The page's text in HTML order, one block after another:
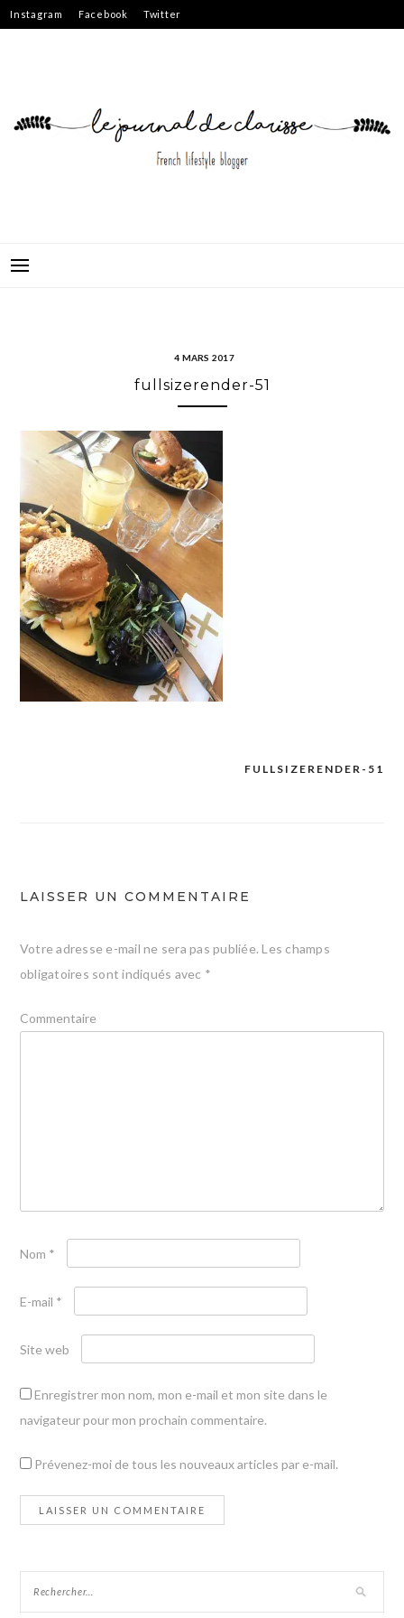
Skip
to
Instagram Facebook Twitter
4 MARS 2017
fullsizerender-51
FULLSIZERENDER-51
LAISSER UN COMMENTAIRE
Votre adresse e-mail ne sera pas publiée. Les champs
obligatoires sont indiqués avec *
Commentaire
Nom *
E-mail *
Site web
Enregistrer mon nom, mon e-mail et mon site dans le
navigateur pour mon prochain commentaire.
Prévenez-moi de tous les nouveaux articles par e-mail.